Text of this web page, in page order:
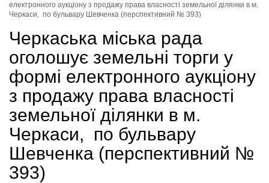
електронного аукціону з продажу права власності земельної ділянки в м.
Черкаси, по бульвару Шевченка (перспективний № 393)
Черкаська міська рада
оголошує земельні торги у
формі електронного аукціону
з продажу права власності
земельної ділянки в м.
Черкаси, по бульвару
Шевченка (перспективний №
393)